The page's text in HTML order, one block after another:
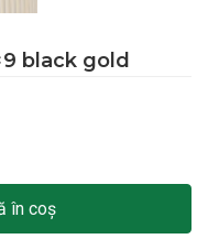
black gold
în coș